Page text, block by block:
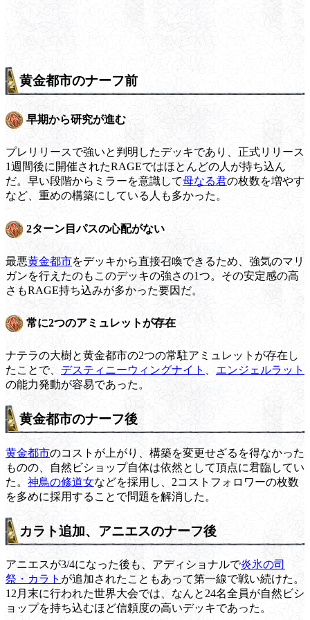
黄金都市のナーフ前
早期から研究が進む
プレリリースで強いと判明したデッキであり、正式リリース
1週間後に開催されたRAGEではほとんどの人が持ち込ん
だ。早い段階からミラーを意識して母なる君の枚数を増やす
など、重めの構築にしている人も多かった。
2ターン目パスの心配がない
最悪黄金都市をデッキから直接召喚できるため、強気のマリ
ガンを行えたのもこのデッキの強さの1つ。その安定感の高
さもRAGE持ち込みが多かった要因だ。
常に2つのアミュレットが存在
ナテラの大樹と黄金都市の2つの常駐アミュレットが存在し
たことで、 デスティニーウィングナイト
エンジェルラット
の能力発動が容易であった。
黄金都市のナーフ後
黄金都市のコストが上がり、構築を変更せざるを得なかった
ものの、自然ビショップ自体は依然として頂点に君臨してい
た。 神鳥の修道女などを採用し、2コストフォロワーの枚数
を多めに採用することで問題を解消した。
カラト追加、アニエスのナーフ後
アニエスが3/4になった後も、アディショナルで炎氷の司
祭・カラト が追加されたこともあって第一線で戦い続けた。
12月末に行われた世界大会では、なんと24名全員が自然ビシ
ョップを持ち込むほど信頼度の高いデッキであった。